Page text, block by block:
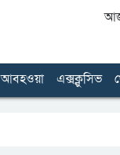
আজ
আবহওয়া এক্সক্লুসিভ